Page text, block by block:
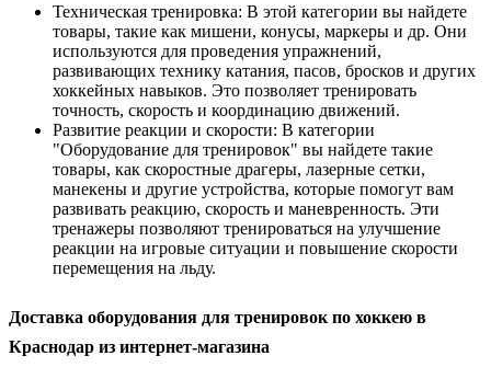
Техническая тренировка: В этой категории вы найдете
товары, такие как мишени, конусы, маркеры и др. Они
используются для проведения упражнений,
развивающих технику катания, пасов, бросков и других
хоккейных навыков. Это позволяет тренировать
точность, скорость и координацию движений.
Развитие реакции и скорости: В категории
"Оборудование для тренировок" вы найдете такие
товары, как скоростные драгеры, лазерные сетки,
манекены и другие устройства, которые помогут вам
развивать реакцию, скорость и маневренность. Эти
тренажеры позволяют тренироваться на улучшение
реакции на игровые ситуации и повышение скорости
перемещения на льду.
Доставка оборудования для тренировок по хоккею в
Краснодар из интернет-магазина